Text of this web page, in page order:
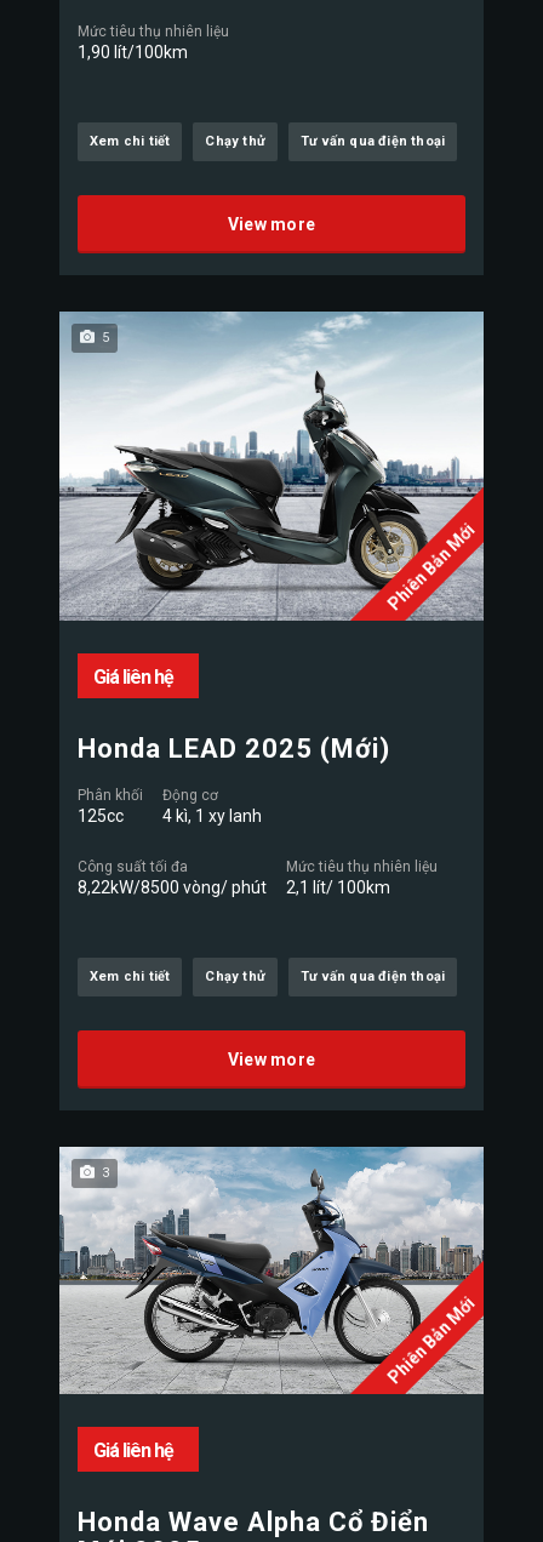
Mức tiêu thụ nhiên liệu
1,90 lít/100km
Xem chi tiết Chạy thử Tư vấn qua điện thoại
View more
Phiên Bản Mới
5
Giá liên hệ
Honda LEAD 2025 (Mới)
Phân khối
125cc
Động cơ
4 kì, 1 xy lanh
Công suất tối đa
8,22kW/8500 vòng/ phút
Mức tiêu thụ nhiên liệu
2,1 lít/ 100km
Xem chi tiết Chạy thử Tư vấn qua điện thoại
View more
Phiên Bản Mới
3
Giá liên hệ
Honda Wave Alpha Cổ Điển